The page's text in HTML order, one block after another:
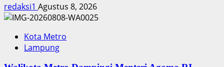
redaksi1 Agustus 8, 2026
Kota Metro
Lampung